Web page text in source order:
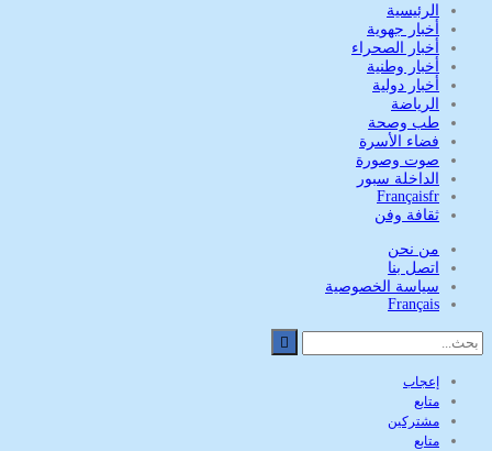
الرئيسية
أخبار جهوية
أخبار الصحراء
أخبار وطنية
أخبار دولية
الرياضة
طب وصحة
فضاء الأسرة
صوت وصورة
الداخلة سبور
Françaisfr
ثقافة وفن
من نحن
اتصل بنا
سياسة الخصوصية
Français
إعجاب
متابع
مشتركين
متابع